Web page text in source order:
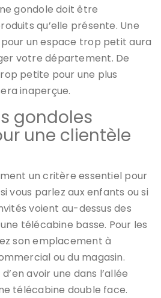
gondole doit être
qu’elle présente. Une
un espace trop petit aura
votre département. De
petite pour une plus
inaperçue.
gondoles
une clientèle
un critère essentiel pour
vous parlez aux enfants ou si
voient au-dessus des
télécabine basse. Pour les
son emplacement à
ou du magasin.
avoir une dans l’allée
télécabine double face.